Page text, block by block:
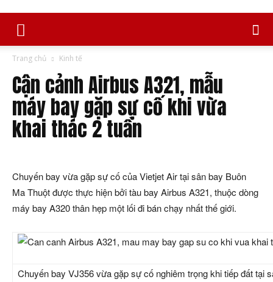
Trang chủ Kinh tế
Cận cảnh Airbus A321, mẫu
máy bay gặp sự cố khi vừa
khai thác 2 tuần
Chuyến bay vừa gặp sự cố của Vietjet Air tại sân bay Buôn
Ma Thuột được thực hiện bởi tàu bay Airbus A321, thuộc dòng
máy bay A320 thân hẹp một lối đi bán chạy nhất thế giới.
Chuyến bay VJ356 vừa gặp sự cố nghiêm trọng khi tiếp đất tại